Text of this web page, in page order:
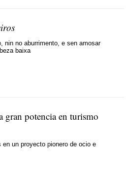
nin no aburrimento, e sen amosar
baixa
gran potencia en turismo
en un proyecto pionero de ocio e